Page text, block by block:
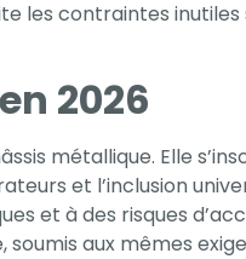
les contraintes inutiles
2026
métallique. Elle
et l’inclusion
et à des risques
aux mêmes